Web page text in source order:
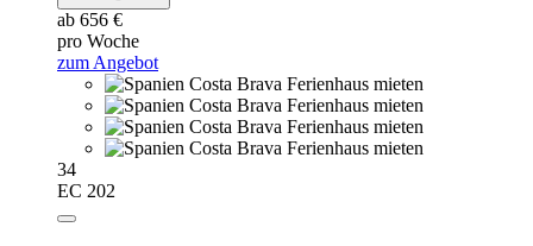
ab 656 €
pro Woche
zum Angebot
34
EC 202